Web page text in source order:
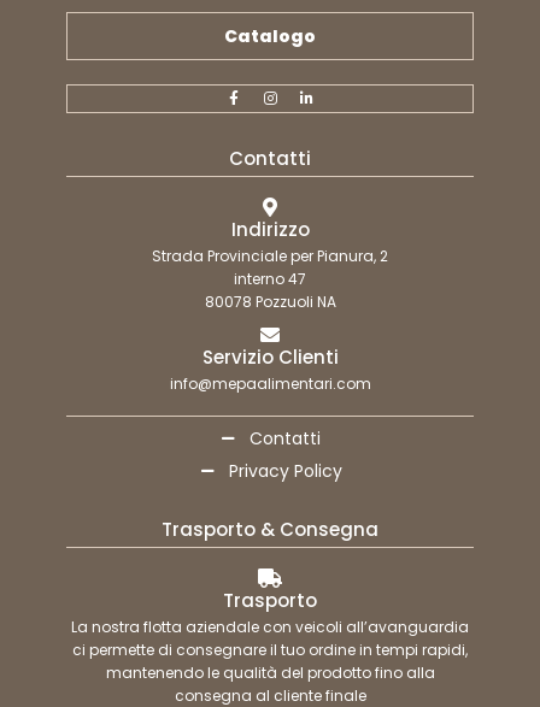
Catalogo
Contatti
Indirizzo
Strada Provinciale per Pianura, 2
interno 47
80078 Pozzuoli NA
Servizio Clienti
info@mepaalimentari.com
Contatti
Privacy Policy
Trasporto & Consegna
Trasporto
La nostra flotta aziendale con veicoli all’avanguardia
ci permette di consegnare il tuo ordine in tempi rapidi,
mantenendo le qualità del prodotto fino alla
consegna al cliente finale